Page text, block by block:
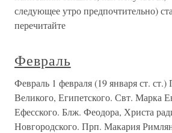
следующее утро предпочтительно)
перечитайте
Февраль
Февраль 1 февраля (19 января ст.
Великого, Египетского. Свт. Марка
Ефесского. Блж. Феодора, Христа
Новгородского. Прп. Макария